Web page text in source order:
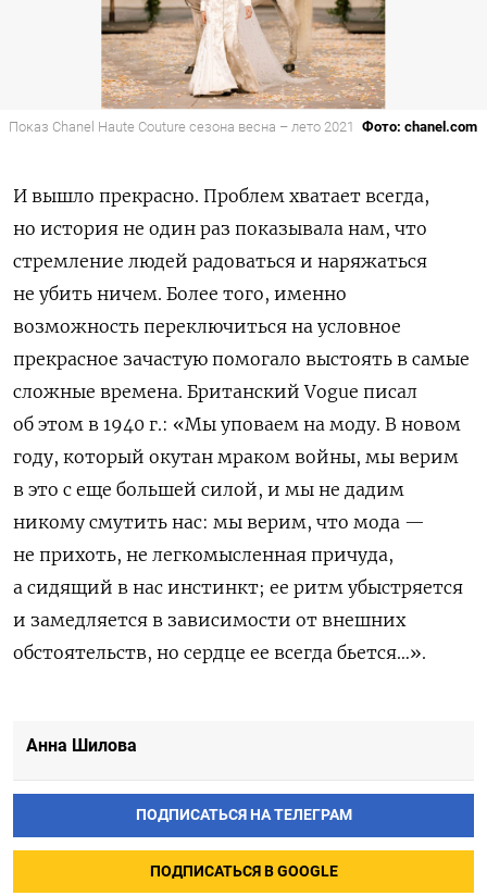
Показ Chanel Haute Couture сезона весна – лето 2021 Фото: chanel.com
И вышло прекрасно. Проблем хватает всегда,
но история не один раз показывала нам, что
стремление людей радоваться и наряжаться
не убить ничем. Более того, именно
возможность переключиться на условное
прекрасное зачастую помогало выстоять в самые
сложные времена. Британский Vogue писал
об этом в 1940 г.: «Мы уповаем на моду. В новом
году, который окутан мраком войны, мы верим
в это с еще большей силой, и мы не дадим
никому смутить нас: мы верим, что мода —
не прихоть, не легкомысленная причуда,
а сидящий в нас инстинкт; ее ритм убыстряется
и замедляется в зависимости от внешних
обстоятельств, но сердце ее всегда бьется…».
Анна Шилова
ПОДПИСАТЬСЯ НА ТЕЛЕГРАМ
ПОДПИСАТЬСЯ В GOOGLE